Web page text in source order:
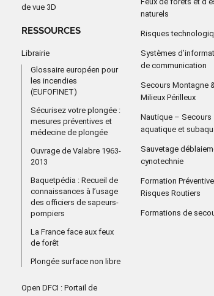
de vue 3D
RESSOURCES
Librairie
Glossaire européen pour
les incendies
(EUFOFINET)
Sécurisez votre plongée :
mesures préventives et
médecine de plongée
Ouvrage de Valabre 1963-
2013
Baquetpédia : Recueil de
connaissances à l’usage
des officiers de sapeurs-
pompiers
La France face aux feux
de forêt
Plongée surface non libre
Open DFCI : Portail de
naturels
Risques
Systèmes
de communication
Secours Montagne
Milieux Périlleux
Nautique – Secours
aquatique et
Sauvetage
cynotechnie
Formation
Risques Routiers
Formations de